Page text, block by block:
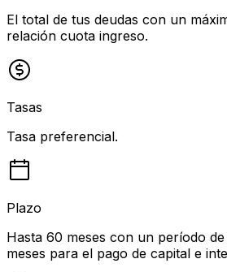
El total de tus deudas con un
relación cuota ingreso.
Tasas
Tasa preferencial.
Plazo
Hasta 60 meses con un período
meses para el pago de capital e